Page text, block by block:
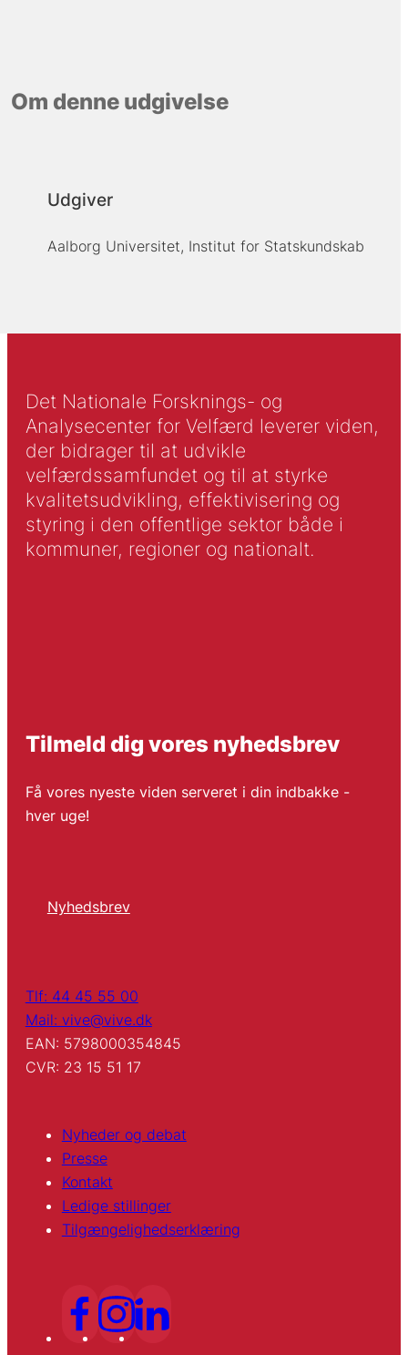
Om denne udgivelse
Udgiver
Aalborg Universitet, Institut for Statskundskab
Det Nationale Forsknings- og
Analysecenter for Velfærd leverer viden,
der bidrager til at udvikle
velfærdssamfundet og til at styrke
kvalitetsudvikling, effektivisering og
styring i den offentlige sektor både i
kommuner, regioner og nationalt.
Tilmeld dig vores nyhedsbrev
Få vores nyeste viden serveret i din indbakke -
hver uge!
Nyhedsbrev
Tlf: 44 45 55 00
Mail: vive@vive.dk
EAN: 5798000354845
CVR: 23 15 51 17
Nyheder og debat
Presse
Kontakt
Ledige stillinger
Tilgængelighedserklæring